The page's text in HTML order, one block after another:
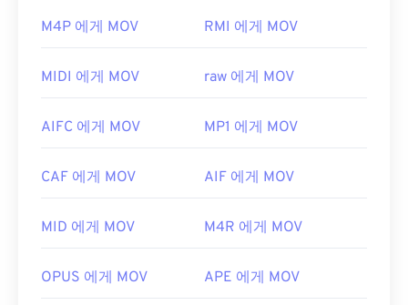
또한 AAC 파일은 종종 비디오 게임의 오디오 파일로
부분의 인기 게임 콘솔에서 열립니다.
최초 출시:1997년
유용한 링크:
https://www.iso.org/standard/43345.html?
기본적으로 MOV 파일은 QuickTime 으로 열립니다.
Player 로 열 수 있지만, 최신 버전은 이 플레이어에
서 열리지 않습니다. QuickTime으로 MOV 파일을 열
동하는VLC 미디어 플레이어를 사용하세요.
다. AutoCAD AutoFlix와 ROSE Online입니다. 이 두
사용되지 않고 다른 하나는 온라인 게임과 관련이 있
QuickTime에서 열리지 않습니다.
M4P 에게 MOV RMI 에게 MOV
MIDI 에게 MOV raw 에게 MOV
AIFC 에게 MOV MP1 에게 MOV
CAF 에게 MOV AIF 에게 MOV
MID 에게 MOV M4R 에게 MOV
OPUS 에게 MOV APE 에게 MOV